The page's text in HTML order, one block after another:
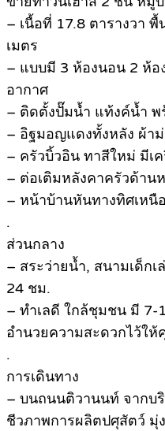
– เนื้อที่ 17.8 ตารางวา
เมตร
– แบบมี 3 ห้องนอน 2 ห้อ
อากาศ
– ติดตั้งปั๊มน้ำ แท้งค์น้ำ พ
– อิฐมอญแดงทั้งหลัง ผ้า
– ครัวบิ้วอิน ทาสีใหม่ มีเ
– ต่อเติมหลังคาครัวด้าน
– หน้าบ้านหันทางทิศเหนือ
.
ส่วนกลาง
– สระว่ายน้ำ, สนามเด็ก
24 ชม.
– ทำเลดี ใกล้ชุมชน มี
อำนวยความสะดวกไว้ใ
.
การเดินทาง
– บนถนนติวานนท์ จากบ
ชีวภาพการผลิตปศุสัตว์ มุ่